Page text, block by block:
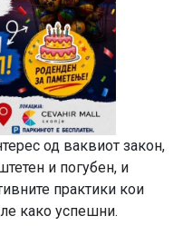
од ваквиот закон,
и погубен, и
практики кои
како успешни.